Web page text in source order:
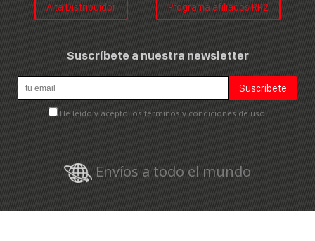
Alta Distribuidor Programa afiliados RR2
Suscríbete a nuestra newsletter
He leído y acepto los términos y condiciones de uso.
Envíos a todo el mundo